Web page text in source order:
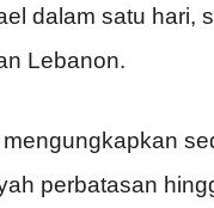
dalam satu hari,
Lebanon.
perbatasan